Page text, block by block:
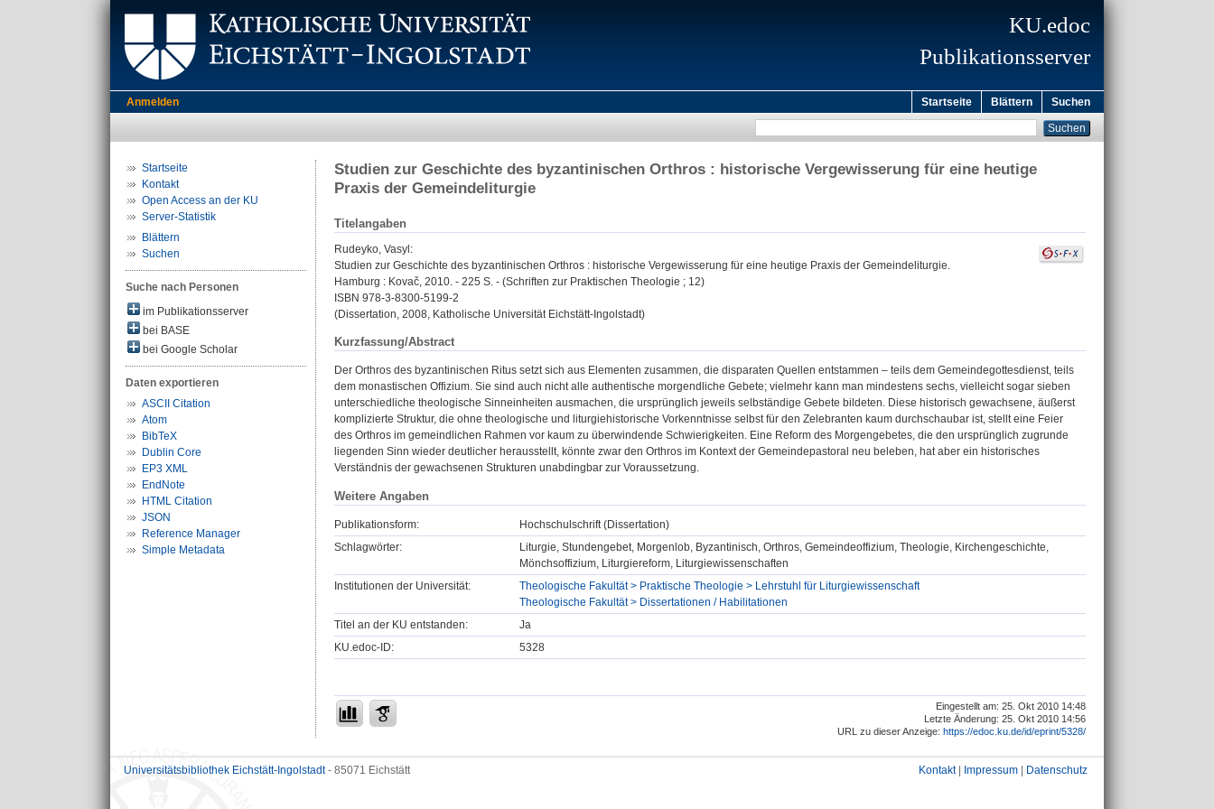
KU.edoc
Publikationsserver
Anmelden Startseite Blättern Suchen
Startseite
Kontakt
Open Access an der KU
Server-Statistik
Blättern
Suchen
Suche nach Personen
im Publikationsserver
bei BASE
bei Google Scholar
Daten exportieren
ASCII Citation
Atom
BibTeX
Dublin Core
EP3 XML
EndNote
HTML Citation
JSON
Reference Manager
Simple Metadata
Studien zur Geschichte des byzantinischen Orthros : historische Vergewisserung für eine heutige
Praxis der Gemeindeliturgie
Titelangaben
Rudeyko, Vasyl :
Studien zur Geschichte des byzantinischen Orthros : historische Vergewisserung für eine heutige Praxis der Gemeindeliturgie.
Hamburg : Kovač, 2010. - 225 S. - (Schriften zur Praktischen Theologie ; 12)
ISBN 978-3-8300-5199-2
(Dissertation, 2008, Katholische Universität Eichstätt-Ingolstadt)
Kurzfassung/Abstract
Der Orthros des byzantinischen Ritus setzt sich aus Elementen zusammen, die disparaten Quellen entstammen – teils dem Gemeindegottesdienst, teils
dem monastischen Offizium. Sie sind auch nicht alle authentische morgendliche Gebete; vielmehr kann man mindestens sechs, vielleicht sogar sieben
unterschiedliche theologische Sinneinheiten ausmachen, die ursprünglich jeweils selbständige Gebete bildeten. Diese historisch gewachsene, äußerst
komplizierte Struktur, die ohne theologische und liturgiehistorische Vorkenntnisse selbst für den Zelebranten kaum durchschaubar ist, stellt eine Feier
des Orthros im gemeindlichen Rahmen vor kaum zu überwindende Schwierigkeiten. Eine Reform des Morgengebetes, die den ursprünglich zugrunde
liegenden Sinn wieder deutlicher herausstellt, könnte zwar den Orthros im Kontext der Gemeindepastoral neu beleben, hat aber ein historisches
Verständnis der gewachsenen Strukturen unabdingbar zur Voraussetzung.
Weitere Angaben
Publikationsform:
Hochschulschrift (Dissertation)
Schlagwörter:
Liturgie, Stundengebet, Morgenlob, Byzantinisch, Orthros, Gemeindeoffizium, Theologie, Kirchengeschichte,
Mönchsoffizium, Liturgiereform, Liturgiewissenschaften
Institutionen der Universität:
Theologische Fakultät > Praktische Theologie > Lehrstuhl für Liturgiewissenschaft
Theologische Fakultät > Dissertationen / Habilitationen
Titel an der KU entstanden:
Ja
KU.edoc-ID:
5328
Eingestellt am: 25. Okt 2010 14:48
Letzte Änderung: 25. Okt 2010 14:56
URL zu dieser Anzeige: https://edoc.ku.de/id/eprint/5328/
Universitätsbibliothek Eichstätt-Ingolstadt- 85071 Eichstätt Kontakt| Impressum Datenschutz